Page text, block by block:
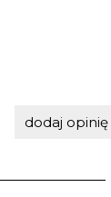
dodaj opinię